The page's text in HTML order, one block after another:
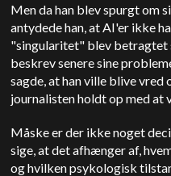
Men da han blev spurgt om
antydede han, at AI'er ikke
"singularitet" blev betragtet
beskrev senere sine
sagde, at han ville blive vred
journalisten holdt op med at
Måske er der ikke noget
sige, at det afhænger af,
og hvilken psykologisk